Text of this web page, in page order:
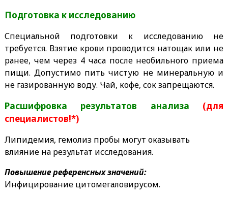
Подготовка к исследованию
Специальной подготовки к исследованию не
требуется. Взятие крови проводится натощак или не
ранее, чем через 4 часа после необильного приема
пищи. Допустимо пить чистую не минеральную и
не газированную воду. Чай, кофе, сок запрещаются.
Расшифровка результатов анализа (для
специалистов!*)
Липидемия, гемолиз пробы могут оказывать
влияние на результат исследования.
Повышение референсных значений:
Инфицирование цитомегаловирусом.